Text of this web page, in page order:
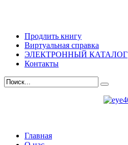
Продлить книгу
Виртуальная справка
ЭЛЕКТРОННЫЙ КАТАЛОГ
Контакты
Главная